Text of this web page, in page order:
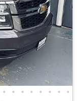
• • • • • • • •